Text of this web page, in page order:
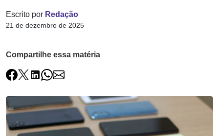
Escrito por Redação
21 de dezembro de 2025
Compartilhe essa matéria